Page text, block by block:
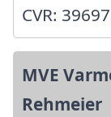
CVR:
MVE
Rehmeier